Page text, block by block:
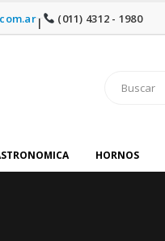
| (011) 4312 - 1980
HORNOS